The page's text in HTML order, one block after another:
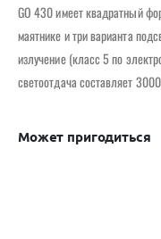
GO 430 имеет квадратный
маятнике и три варианта
излучение (класс 5 по
светоотдача составляет
Может пригодиться